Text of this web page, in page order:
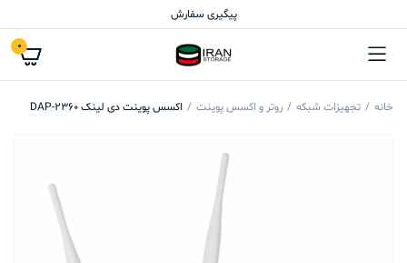
پیگیری سفارش
0
خانه تجهیزات شبکه روتر و اکسس پوینت اکسس پوینت دی لینک DAP-2360